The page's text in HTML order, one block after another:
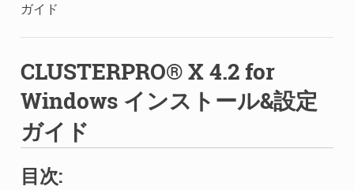
ガイド
CLUSTERPRO® X 4.2 for
Windows インストール&設定
ガイド
目次: